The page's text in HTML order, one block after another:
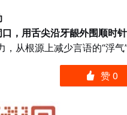
口，用舌尖沿牙龈外围顺时
，从根源上减少言语的“浮气
󰄼 赞0